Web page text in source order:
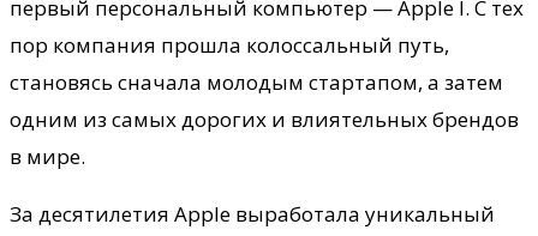
первый персональный компьютер — Apple I. С тех
пор компания прошла колоссальный путь,
становясь сначала молодым стартапом, а затем
одним из самых дорогих и влиятельных брендов
в мире.
За десятилетия Apple выработала уникальный